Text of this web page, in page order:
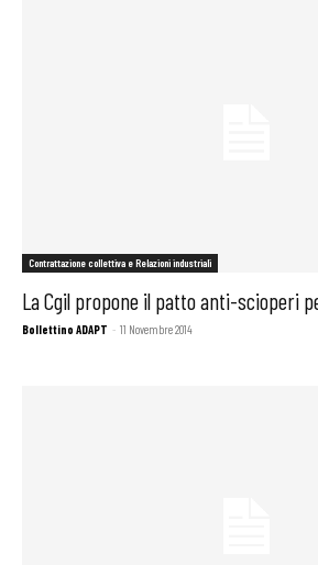
Contrattazione collettiva e Relazioni industriali
La Cgil propone il patto anti-scioperi
Bollettino ADAPT - 11 Novembre 2014